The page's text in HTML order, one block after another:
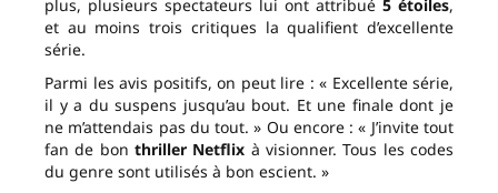
plus, plusieurs spectateurs lui ont attribué 5 étoiles,
et au moins trois critiques la qualifient d’excellente
série.
Parmi les avis positifs, on peut lire : « Excellente série,
il y a du suspens jusqu’au bout. Et une finale dont je
ne m’attendais pas du tout. » Ou encore : « J’invite tout
fan de bon thriller Netflix à visionner. Tous les codes
du genre sont utilisés à bon escient. »